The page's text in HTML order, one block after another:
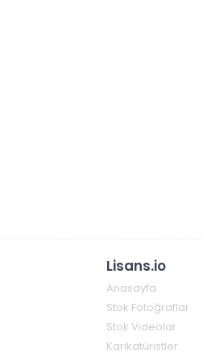
Lisans.io
Anasayfa
Stok Fotoğraflar
Stok Videolar
Karikatüristler